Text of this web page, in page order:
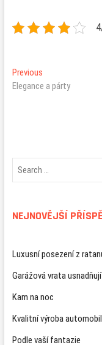
Navigace
pro
PreviousPrevious
post:
Elegance a párty
NEJNOVĚJŠÍ
Luxusní posezení z
Garážová vrata
Kam na noc
Kvalitní výroba
Podle vaší fantazie